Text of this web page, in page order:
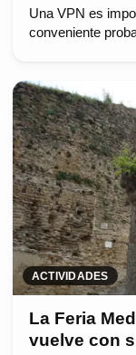
Una VPN es
conveniente
ACTIVIDADES
La Feria
vuelve con